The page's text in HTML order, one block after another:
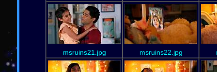
msruins21.jpg msruins22.jpg